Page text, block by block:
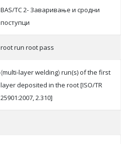
BAS/TC 2- Заваривање и сродни
поступци
root run root pass
〈multi-layer welding〉 run(s) of the first
layer deposited in the root [ISO/TR
25901:2007, 2.310]